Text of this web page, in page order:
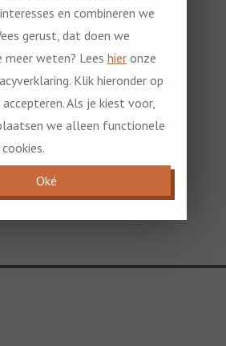
en combineren we
gerust, dat doen we
meer weten? Lees hier onze
Klik hieronder op
accepteren. Als je kiest voor,
we alleen functionele
Oké